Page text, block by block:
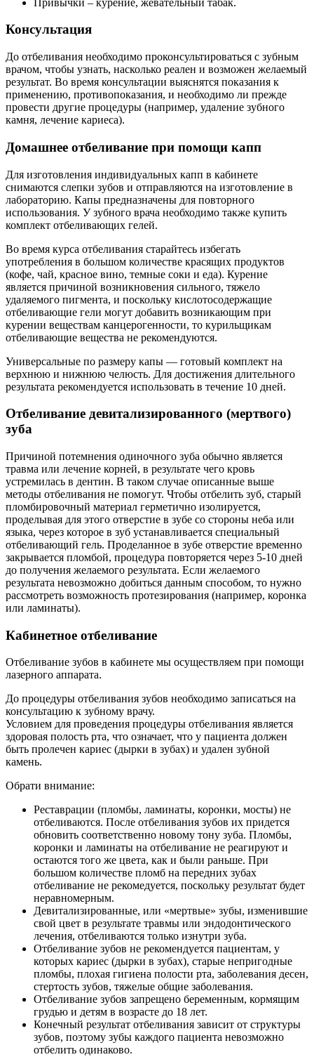
Консультация
До отбеливания необходимо проконсультироваться с зубным
врачом, чтобы узнать, насколько реален и возможен желаемый
результат. Во время консультации выяснятся показания к
применению, противопоказания, и необходимо ли прежде
провести другие процедуры (например, удаление зубного
камня, лечение кариеса).
Домашнее отбеливание при помощи капп
Для изготовления индивидуальных капп в кабинете
снимаются слепки зубов и отправляются на изготовление в
лабораторию. Капы предназначены для повторного
использования. У зубного врача необходимо также купить
комплект отбеливающих гелей.
Во время курса отбеливания старайтесь избегать
употребления в большом количестве красящих продуктов
(кофе, чай, красное вино, темные соки и еда). Курение
является причиной возникновения сильного, тяжело
удаляемого пигмента, и поскольку кислотосодержащие
отбеливающие гели могут добавить возникающим при
курении веществам канцерогенности, то курильщикам
отбеливающие вещества не рекомендуются.
Универсальные по размеру капы — готовый комплект на
верхнюю и нижнюю челюсть. Для достижения длительного
результата рекомендуется использовать в течение 10 дней.
Отбеливание девитализированного (мертвого)
зуба
Причиной потемнения одиночного зуба обычно является
травма или лечение корней, в результате чего кровь
устремилась в дентин. В таком случае описанные выше
методы отбеливания не помогут. Чтобы отбелить зуб, старый
пломбировочный материал герметично изолируется,
проделывая для этого отверстие в зубе со стороны неба или
языка, через которое в зуб устанавливается специальный
отбеливающий гель. Проделанное в зубе отверстие временно
закрывается пломбой, процедура повторяется через 5-10 дней
до получения желаемого результата. Если желаемого
результата невозможно добиться данным способом, то нужно
рассмотреть возможность протезирования (например, коронка
или ламинаты).
Кабинетное отбеливание
Отбеливание зубов в кабинете мы осуществляем при помощи
лазерного аппарата.
До процедуры отбеливания зубов необходимо записаться на
консультацию к зубному врачу.
Условием для проведения процедуры отбеливания является
здоровая полость рта, что означает, что у пациента должен
быть пролечен кариес (дырки в зубах) и удален зубной
камень.
Обрати внимание:
Реставрации (пломбы, ламинаты, коронки, мосты) не
отбеливаются. После отбеливания зубов их придется
обновить соответственно новому тону зуба. Пломбы,
коронки и ламинаты на отбеливание не реагируют и
остаются того же цвета, как и были раньше. При
большом количестве пломб на передних зубах
отбеливание не рекомедуется, поскольку результат будет
неравномерным.
Девитализированные, или «мертвые» зубы, изменившие
свой цвет в результате травмы или эндодонтического
лечения, отбеливаются только изнутри зуба.
Отбеливание зубов не рекомендуется пациентам, у
которых кариес (дырки в зубах), старые непригодные
пломбы, плохая гигиена полости рта, заболевания десен,
стертость зубов, тяжелые общие заболевания.
Отбеливание зубов запрещено беременным, кормящим
грудью и детям в возрасте до 18 лет.
Конечный результат отбеливания зависит от структуры
зубов, поэтому зубы каждого пациента невозможно
отбелить одинаково.